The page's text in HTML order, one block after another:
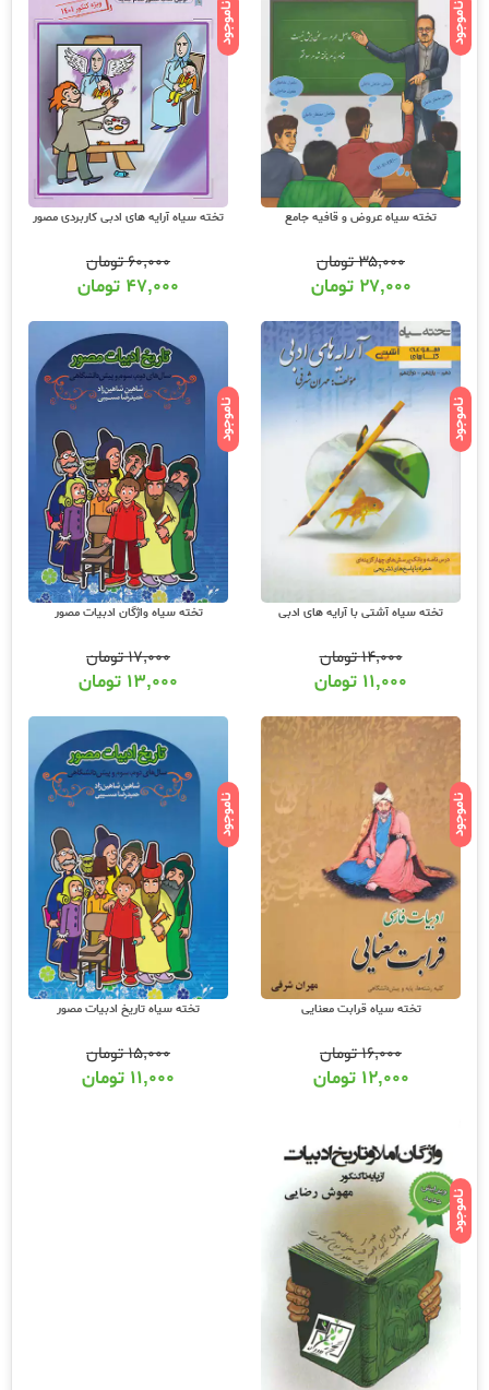
ناموجود
تخته سیاه عروض و قافیه جامع
۳۵,۰۰۰تومان
۲۷,۰۰۰ تومان
ناموجود
تخته سیاه آرایه های ادبی کاربردی مصور
۶۰,۰۰۰تومان
۴۷,۰۰۰ تومان
ناموجود
تخته سیاه آشتی با آرایه های ادبی
۱۴,۰۰۰تومان
۱۱,۰۰۰ تومان
ناموجود
تخته سیاه واژگان ادبیات مصور
۱۷,۰۰۰تومان
۱۳,۰۰۰ تومان
ناموجود
تخته سیاه قرابت معنایی
۱۶,۰۰۰تومان
۱۲,۰۰۰ تومان
ناموجود
تخته سیاه تاریخ ادبیات مصور
۱۵,۰۰۰تومان
۱۱,۰۰۰ تومان
ناموجود